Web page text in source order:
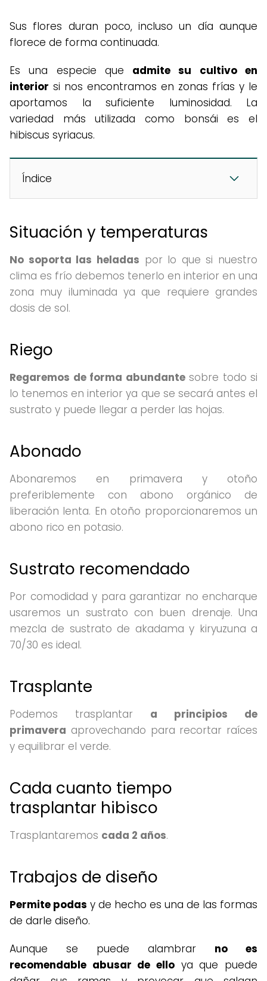
Sus flores duran poco, incluso un día aunque
florece de forma continuada.
Es una especie que admite su cultivo en
interior si nos encontramos en zonas frías y le
aportamos la suficiente luminosidad. La
variedad más utilizada como bonsái es el
hibiscus syriacus.
Índice
Situación y temperaturas
No soporta las heladas por lo que si nuestro
clima es frío debemos tenerlo en interior en una
zona muy iluminada ya que requiere grandes
dosis de sol.
Riego
Regaremos de forma abundantesobre todo si
lo tenemos en interior ya que se secará antes el
sustrato y puede llegar a perder las hojas.
Abonado
Abonaremos en primavera y otoño
preferiblemente con abono orgánico de
liberación lenta. En otoño proporcionaremos un
abono rico en potasio.
Sustrato recomendado
Por comodidad y para garantizar no encharque
usaremos un sustrato con buen drenaje. Una
mezcla de sustrato de akadama y kiryuzuna a
70/30 es ideal.
Trasplante
Podemos trasplantar a principios de
primavera aprovechando para recortar raíces
y equilibrar el verde.
Cada cuanto tiempo
trasplantar hibisco
Trasplantaremos cada 2 años.
Trabajos de diseño
Permite podas y de hecho es una de las formas
de darle diseño.
Aunque se puede alambrar no es
recomendable abusar de ello ya que puede